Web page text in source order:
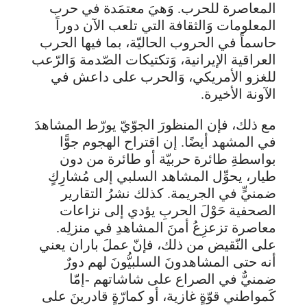
المعاصرة للحرب. وَهيَ معتمَدة في حرب
المعلومات وَالثقافة التي تلعب الآن دوراً
حاسماً في الحروب الحاليّة، بما فيها الحرب
العراقية الإيرانية، وَتكتيكات الصّدمة وَالرّعب
للغزو الأمريكي، وَالحرب على داعش في
الآونة الأخيرة.
مع ذلك، فإن المنظورَ الجوّيّ يورّط المشاهدَ
في المشهد أيضًا. إن اقتراح الهجوم جوًّا
بواسطةِ طائرة حربيّة أو طائرة من دون
طيار، يحوِّل المشاهد السلبي إلى مُشارِكٍ
ضمنيٍّ في الجريمة. كذلك نشرُ التقارير
الصحفية حَوْلَ الحربِ يؤدي إلى نزاعات
معاصرة تزعزِعُ أمنَ المشاهدِ في منزلِه.
على النّقيض من ذلك، فإنّ عملَ باران يعني
أنه حتى المشاهدونَ السلبيُّونَ لهم دورٌ
ضمنيٌّ في الصراع على شاشاتهم -إمّا
كَمواطني قوّةٍ غازية، أو كمارّةٍ قادرينَ على